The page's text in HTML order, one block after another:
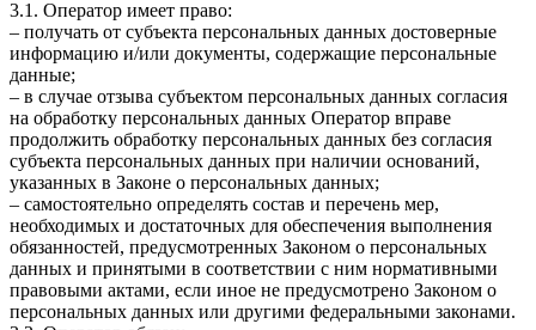
3.1. Оператор имеет право:
– получать от субъекта персональных данных достоверные
информацию и/или документы, содержащие персональные
данные;
– в случае отзыва субъектом персональных данных согласия
на обработку персональных данных Оператор вправе
продолжить обработку персональных данных без согласия
субъекта персональных данных при наличии оснований,
указанных в Законе о персональных данных;
– самостоятельно определять состав и перечень мер,
необходимых и достаточных для обеспечения выполнения
обязанностей, предусмотренных Законом о персональных
данных и принятыми в соответствии с ним нормативными
правовыми актами, если иное не предусмотрено Законом о
персональных данных или другими федеральными законами.